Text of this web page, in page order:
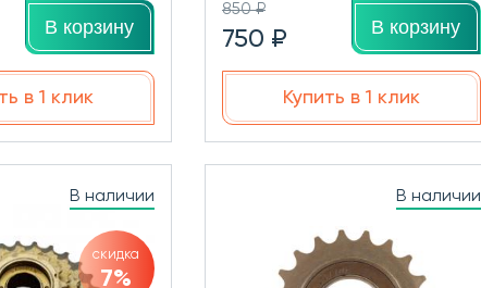
В корзину
в 1 клик
850 ₽
750 ₽ В корзину
Купить в 1 клик
В наличии
скидка
7%
В наличии